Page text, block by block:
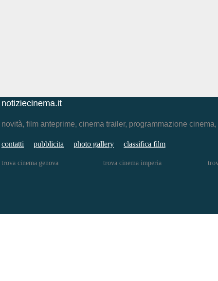
notiziecinema.it
novità, film anteprime, cinema trailer, programmazione
contatti pubblicita photo gallery classifica film
trova cinema genova trova cinema imperia